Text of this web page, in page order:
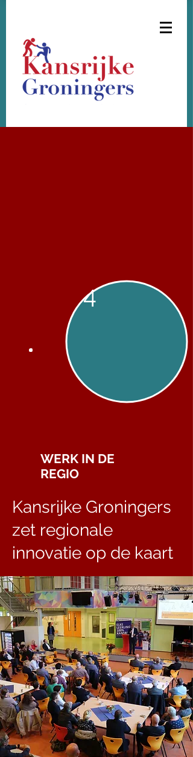
4
WERK IN DE
REGIO
Kansrijke Groningers
zet regionale
innovatie op de kaart